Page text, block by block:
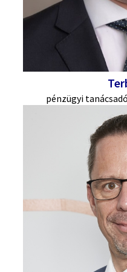
pénzügyi